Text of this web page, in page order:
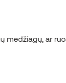
medžiagų, ar